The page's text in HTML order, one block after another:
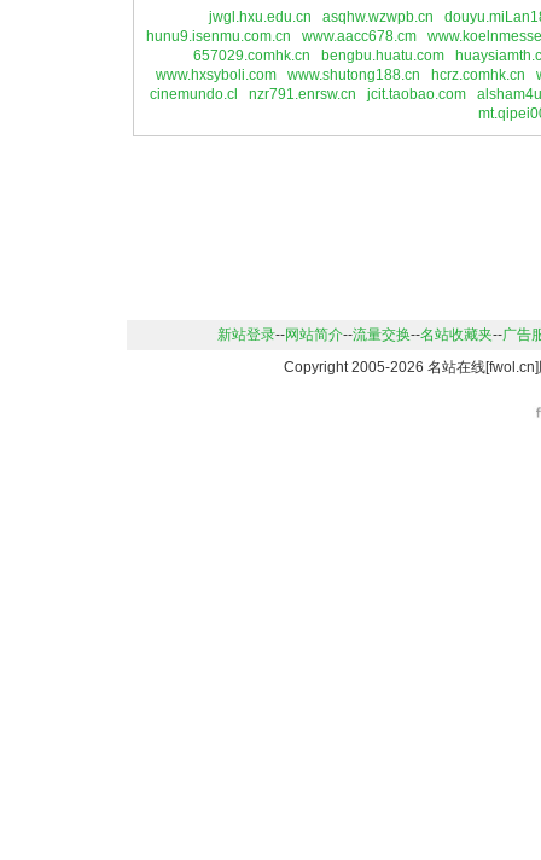
jwgl.hxu.edu.cn asqhw.wzwpb.cn
hunu9.isenmu.com.cn
www.aacc678.cm
657029.comhk.cn
bengbu.huatu.com
www.hxsyboli.com
www.shutong188.cn hcrz.comhk.cn
cinemundo.cl
nzr791.enrsw.cn jcit.taobao.com
新站登录--网站简介--流量交换--名站收藏夹--广告
Copyright 2005-2026 名站在线